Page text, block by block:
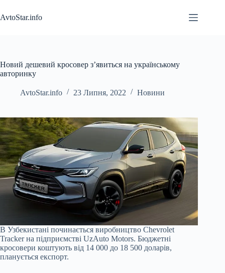
до
вмісту
AvtoStar.info
Новий дешевий кросовер з’явиться на українському
авторинку
AvtoStar.info 23 Липня, 2022 Новини
В Узбекистані починається виробництво Chevrolet
Tracker на підприємстві UzAuto Motors. Бюджетні
кросовери коштують від 14 000 до 18 500 доларів,
планується експорт.